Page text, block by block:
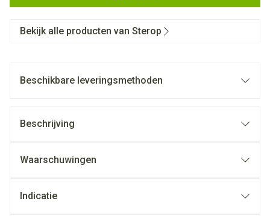
Bekijk alle producten van Sterop
Beschikbare leveringsmethoden
Beschrijving
Waarschuwingen
Indicatie